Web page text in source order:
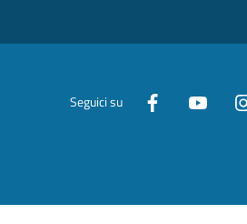
Seguici su